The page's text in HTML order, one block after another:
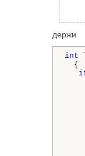
держи
int
{